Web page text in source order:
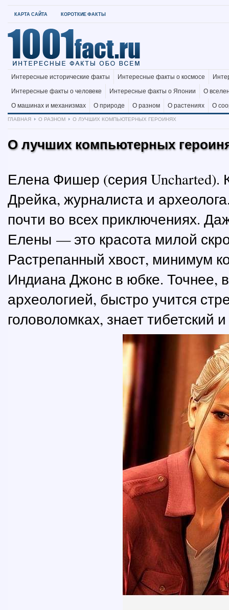
КАРТА САЙТА КОРОТКИЕ ФАКТЫ
Интересные исторические факты Интересные факты о космосе
Интересные факты о человеке
Интересные факты о Японии
О
О машинах и механизмах
О природе О разном О растениях
О
ГЛАВНАЯ
О РАЗНОМ О ЛУЧШИХ КОМПЬЮТЕРНЫХ ГЕРОИНЯХ
О лучших компьютерных
Елена Фишер (серия Uncharted).
Дрейка, журналиста и
почти во всех приключениях.
Елены — это красота милой
Растрепанный хвост, минимум
Индиана Джонс в юбке. Точнее,
археологией, быстро учится
головоломках, знает тибетский